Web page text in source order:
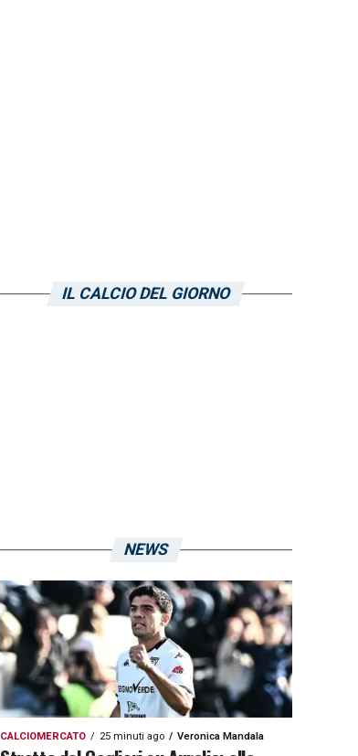
IL CALCIO DEL GIORNO
NEWS
CALCIOMERCATO 25 minuti ago Veronica Mandala